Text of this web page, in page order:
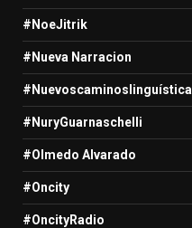
#NoeJitrik
#Nueva Narracion
#Nuevoscaminoslinguística
#NuryGuarnaschelli
#Olmedo Alvarado
#Oncity
#OncityRadio